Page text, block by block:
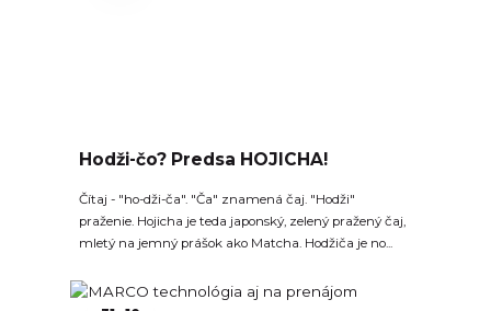
Hodži-čo? Predsa HOJICHA!
Čítaj - "ho-dži-ča". "Ča" znamená čaj. "Hodži"
praženie. Hojicha je teda japonský, zelený pražený čaj,
mletý na jemný prášok ako Matcha. Hodžiča je no...